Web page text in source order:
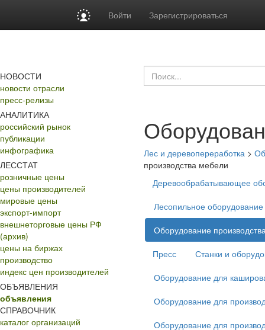
Войти Зарегистрироваться
НОВОСТИ
новости отрасли
пресс-релизы
АНАЛИТИКА
российский рынок
публикации
инфографика
ЛЕССТАТ
розничные цены
цены производителей
мировые цены
экспорт-импорт
внешнеторговые цены РФ
(архив)
цены на биржах
производство
индекс цен производителей
ОБЪЯВЛЕНИЯ
объявления
СПРАВОЧНИК
каталог организаций
Лес и деревопереработка >
производства мебели
Деревообрабатывающее
Лесопильное оборудование
Оборудование
Пресс
Станки и
Оборудование для
Оборудование для
Оборудование для